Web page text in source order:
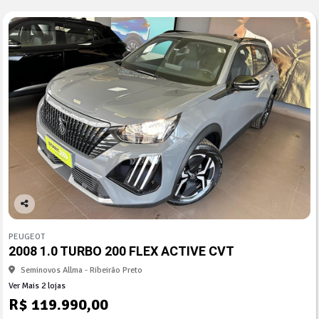
Co
arti
lhe
PEUGEOT
2008 1.0 TURBO 200 FLEX ACTIVE CVT
Seminovos Allma - Ribeirão Preto
Ver Mais 2 lojas
R$ 119.990,00